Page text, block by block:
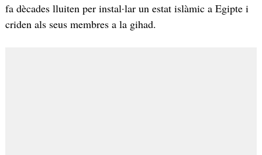
fa dècades lluiten per instal·lar un estat islàmic a Egipte i
criden als seus membres a la gihad.